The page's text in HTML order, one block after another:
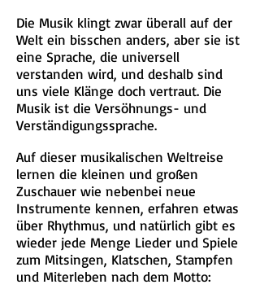
Die Musik klingt zwar überall auf der
Welt ein bisschen anders, aber sie ist
eine Sprache, die universell
verstanden wird, und deshalb sind
uns viele Klänge doch vertraut. Die
Musik ist die Versöhnungs- und
Verständigungssprache.
Auf dieser musikalischen Weltreise
lernen die kleinen und großen
Zuschauer wie nebenbei neue
Instrumente kennen, erfahren etwas
über Rhythmus, und natürlich gibt es
wieder jede Menge Lieder und Spiele
zum Mitsingen, Klatschen, Stampfen
und Miterleben nach dem Motto: